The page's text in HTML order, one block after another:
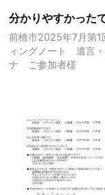
分かりやすかった
前橋市2025年7月第
ィングノート 遺言・
ナ ご参加者様